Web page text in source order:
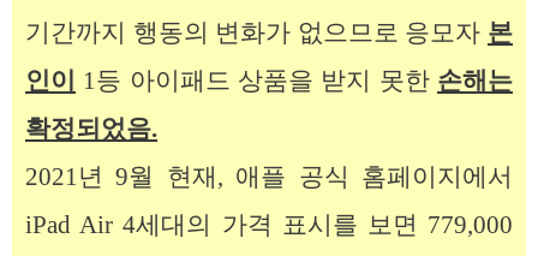
기간까지 행동의 변화가 없으므로 응모자 본
인이
1등 아이패드 상품을 받지 못한 손해는
확정되었음.
2021년 9월 현재, 애플 공식 홈페이지에서
iPad Air 4세대의 가격 표시를 보면 779,000